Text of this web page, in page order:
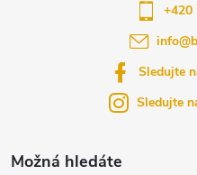
Možná hledáte
info@
+420
Sledujte
Sledujte